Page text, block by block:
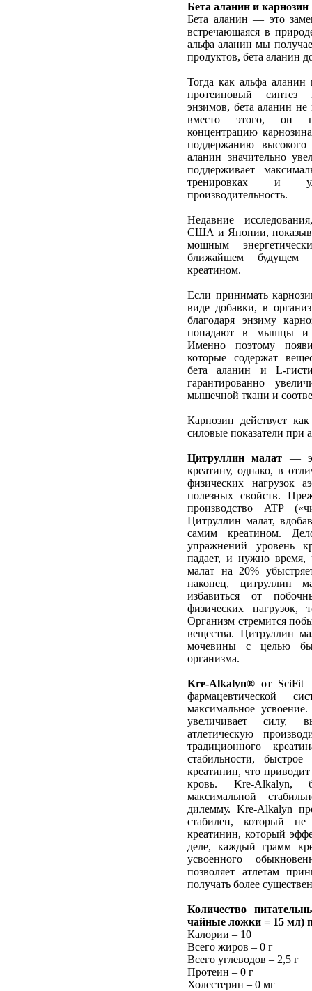
Бета аланин и карнозин
Бета аланин — это
встречающаяся в
альфа аланин мы
продуктов, бета аланин
Тогда как альфа аланин
протеиновый синтез
энзимов, бета аланин
вместо этого, он
концентрацию
поддержанию
аланин значительно
поддерживает
тренировках и
производительность.
Недавние
США и Японии,
мощным
ближайшем будущем
креатином.
Если принимать
виде добавки, в
благодаря энзиму
попадают в мышцы и
Именно поэтому
которые содержат
бета аланин и L-
гарантированно
мышечной ткани и
Карнозин действует
силовые показатели при
Цитруллин малат —
креатину, однако, в
физических нагрузок
полезных свойств.
производство ATP
Цитруллин малат,
самим креатином.
упражнений уровень
падает, и нужно время,
малат на 20%
наконец, цитруллин
избавиться от
физических
Организм стремится
вещества. Цитруллин
мочевины с целью
организма.
Kre-Alkalyn® от SciFit
фармацевтической
максимальное
увеличивает силу,
атлетическую
традиционного
стабильности,
креатинин, что
кровь. Kre-Alkalyn,
максимальной
дилемму. Kre-Alkalyn
стабилен, который
креатинин, который
деле, каждый грамм
усвоенного
позволяет атлетам
получать более
Количество
чайные ложки = 15 мл)
Калории – 10
Всего жиров – 0 г
Всего углеводов – 2,5 г
Протеин – 0 г
Холестерин – 0 мг